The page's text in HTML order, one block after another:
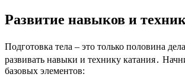
Развитие навыков и
Подготовка тела – это только половина
развивать навыки и технику катания․
базовых элементов: